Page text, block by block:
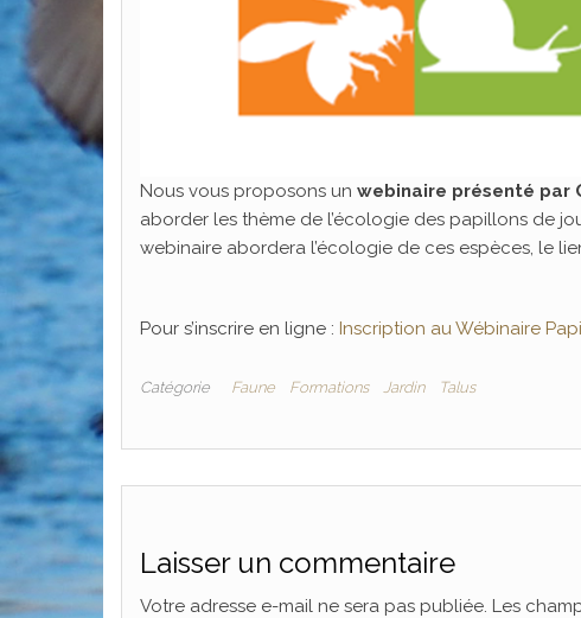
Nous vous proposons un webinaire présenté par
aborder les thème de l’écologie des papillons de
webinaire abordera l’écologie de ces espèces, le
Pour s’inscrire en ligne : Inscription au Wébinaire
Catégorie Faune Formations Jardin Talus
Laisser un commentaire
Votre adresse e-mail ne sera pas publiée. Les